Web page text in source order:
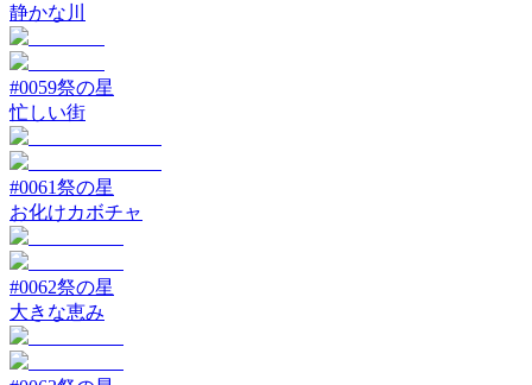
静かな川
#0059祭の星
忙しい街
#0061祭の星
お化けカボチャ
#0062祭の星
大きな恵み